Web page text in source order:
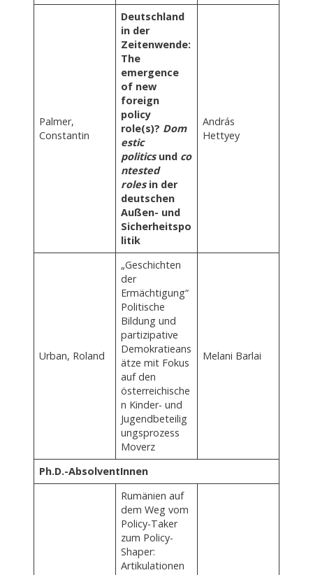
Palmer,
Constantin
Deutschland
in der
Zeitenwende:
The
emergence
of new
foreign
policy
role(s)? Dom
estic
politics und co
ntested
roles in der
deutschen
Außen- und
Sicherheitspo
litik
András
Hettyey
Urban, Roland
„Geschichten
der
Ermächtigung“
Politische
Bildung und
partizipative
Demokratieans
ätze mit Fokus
auf den
österreichische
n Kinder- und
Jugendbeteilig
ungsprozess
Moverz
Melani Barlai
Ph.D.-AbsolventInnen
Rumänien auf
dem Weg vom
Policy-Taker
zum Policy-
Shaper:
Artikulationen